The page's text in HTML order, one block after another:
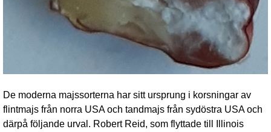
De moderna majssorterna har sitt ursprung i korsningar av
flintmajs från norra USA och tandmajs från sydöstra USA och
därpå följande urval. Robert Reid, som flyttade till Illinois